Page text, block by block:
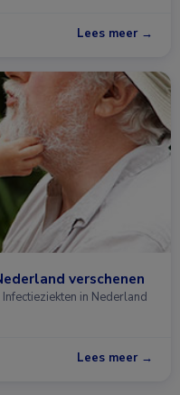
Lees meer →
verschenen
in Nederland
Lees meer →